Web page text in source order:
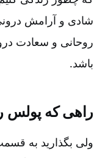
شادی و آرامش
روحانی و سعادت
باشد.
راهی که پولس
ولی بگذارید به